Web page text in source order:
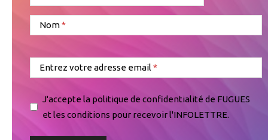
Nom
Entrez votre adresse email
J'accepte la politique de confidentialité de FUGUES
et les conditions pour recevoir l'INFOLETTRE.